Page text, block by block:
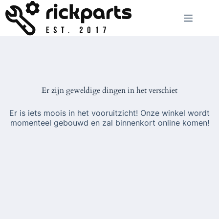
naar
de
inhoud
Er zijn geweldige dingen in het verschiet
Er is iets moois in het vooruitzicht! Onze winkel wordt
momenteel gebouwd en zal binnenkort online komen!